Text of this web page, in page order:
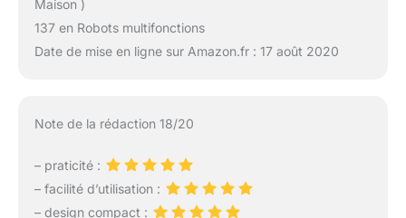
Maison )
137 en Robots multifonctions
Date de mise en ligne sur Amazon.fr : 17 août 2020
Note de la rédaction 18/20
– praticité :
– facilité d’utilisation :
– design compact :